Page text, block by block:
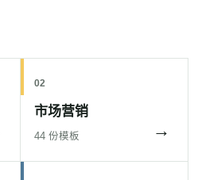
02
市场营销
44 份模板 →